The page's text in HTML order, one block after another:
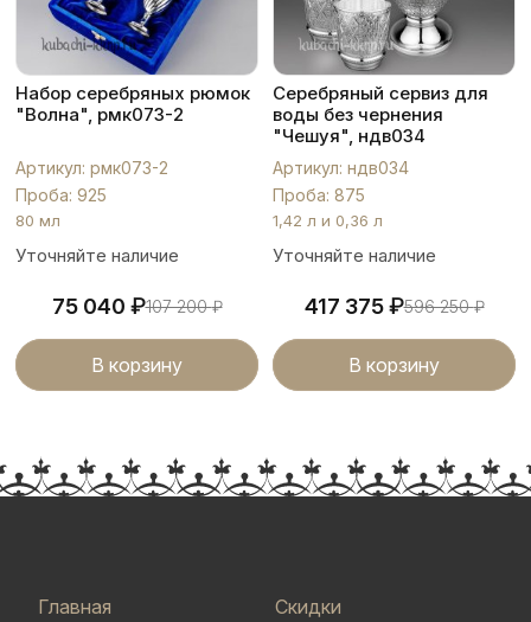
Набор серебряных рюмок
"Волна", рмк073-2
Артикул: рмк073-2
Проба: 925
80 мл
Уточняйте наличие
75 040 ₽107 200₽
В корзину
Серебряный сервиз для
воды без чернения
"Чешуя", ндв034
Артикул: ндв034
Проба: 875
1,42 л и 0,36 л
Уточняйте наличие
417 375₽596 250₽
В корзину
Главная Скидки